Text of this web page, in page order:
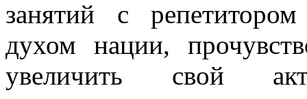
занятий с
духом нации,
увеличить свой